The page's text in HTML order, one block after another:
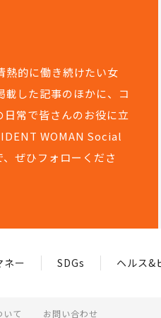
的に働き続けたい女
した記事のほかに、コ
常で皆さんのお役に立
WOMAN Social
ぜひフォローくださ
ネー SDGs ヘルス&
いて お問い合わせ